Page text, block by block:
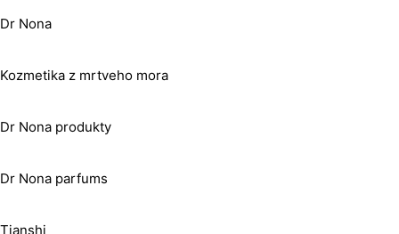
Dr Nona
Kozmetika z mrtveho mora
Dr Nona produkty
Dr Nona parfums
Tianshi